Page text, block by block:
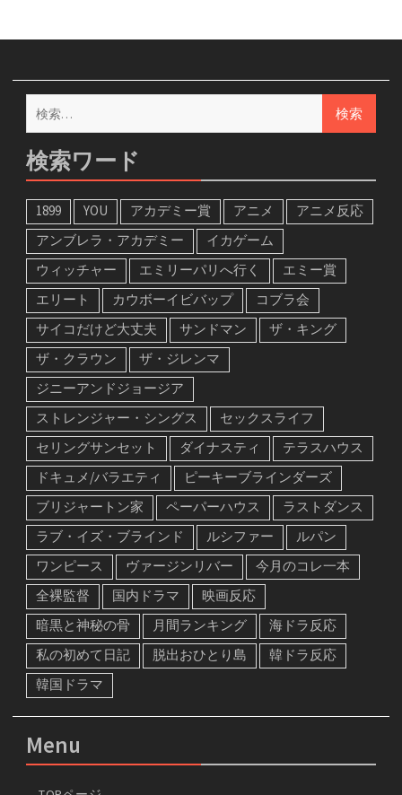
検
索:
検索ワード
1899 YOU アカデミー賞 アニメ
アニメ反応
アンブレラ・アカデミー
イカゲーム
ウィッチャー
エミリーパリへ行く
エミー賞
エリート
カウボーイビバップ
コブラ会
サイコだけど大丈夫
サンドマン
ザ・キング
ザ・クラウン
ザ・ジレンマ
ジニーアンドジョージア
ストレンジャー・シングス
セックスライフ
セリングサンセット
ダイナスティ
テラスハウス
ドキュメ/バラエティ
ピーキーブラインダーズ
ブリジャートン家
ペーパーハウス
ラストダンス
ラブ・イズ・ブラインド
ルシファー
ルパン
ワンピース
ヴァージンリバー
今月のコレ一本
全裸監督
国内ドラマ
映画反応
暗黒と神秘の骨
月間ランキング
海ドラ反応
私の初めて日記
脱出おひとり島
韓ドラ反応
韓国ドラマ
Menu